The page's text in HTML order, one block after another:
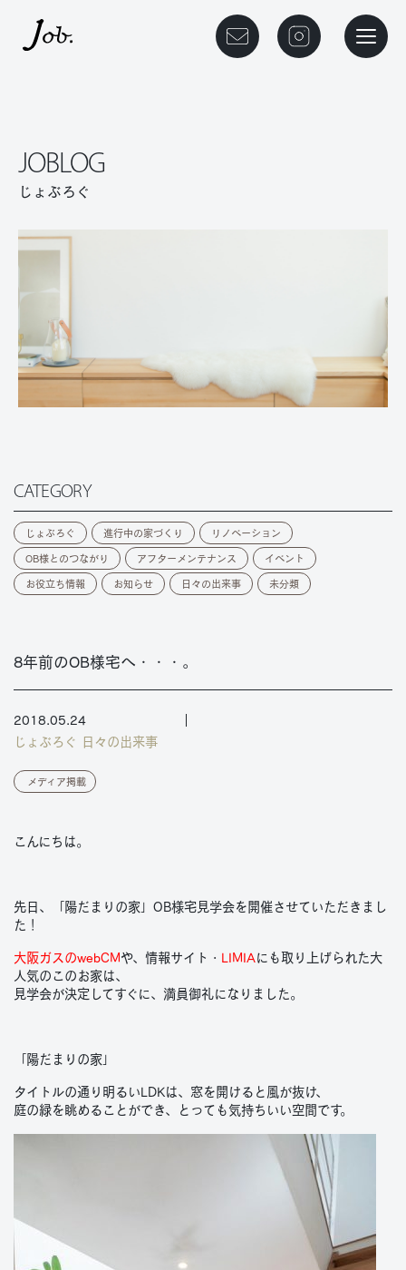
メニュ
JOBLOG
じょぶろぐ
CATEGORY
じょぶろぐ 進行中の家づくり リノベーション
OB様とのつながり アフターメンテナンス イベント
お役立ち情報 お知らせ 日々の出来事 未分類
8年前のOB様宅へ・・・。
2018.05.24
じょぶろぐ 日々の出来事
メディア掲載
こんにちは。
先日、「陽だまりの家」OB様宅見学会を開催させていただきまし
た！
大阪ガスのwebCM や、情報サイト・ LIMIA にも取り上げられた大
人気のこのお家は、
見学会が決定してすぐに、満員御礼になりました。
「陽だまりの家」
タイトルの通り明るいLDKは、窓を開けると風が抜け、
庭の緑を眺めることができ、とっても気持ちいい空間です。